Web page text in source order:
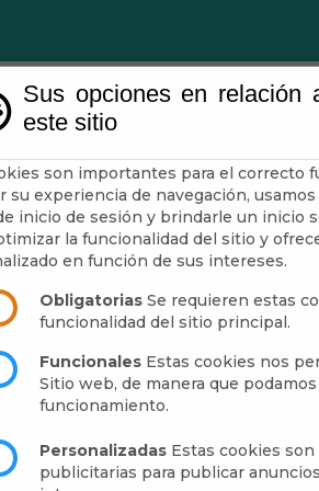
Sus opciones en relación
este sitio
son importantes para el correcto
su experiencia de navegación,
inicio de sesión y brindarle un inicio
la funcionalidad del sitio y
en función de sus intereses.
Obligatorias Se requieren estas
funcionalidad del sitio principal.
Funcionales Estas cookies nos
Sitio web, de manera que
funcionamiento.
Personalizadas Estas cookies
publicitarias para publicar
VIVIENDAS